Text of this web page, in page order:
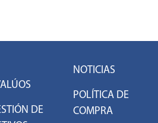
DE
NOTICIAS
POLÍTICA DE
COMPRA